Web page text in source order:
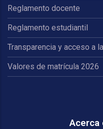
Reglamento docente
Reglamento estudiantil
Transparencia y acceso a
Valores de matrícula 2026
Acerca